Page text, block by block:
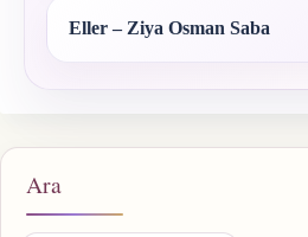
Eller – Ziya Osman Saba
Ara